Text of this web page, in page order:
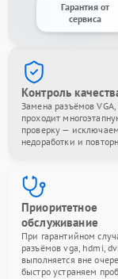
Гарантия от
сервиса
Контроль
Замена разъёмов VGA,
проходит
проверку — исключаем
недоработки и
Приоритетное
обслуживание
При гарантийном
разъёмов vga, hdmi, dvi
выполняется вне
быстро устраняем